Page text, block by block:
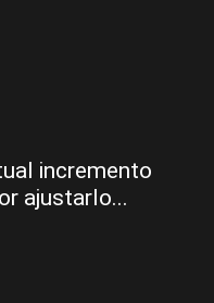
incremento
ajustarlo...